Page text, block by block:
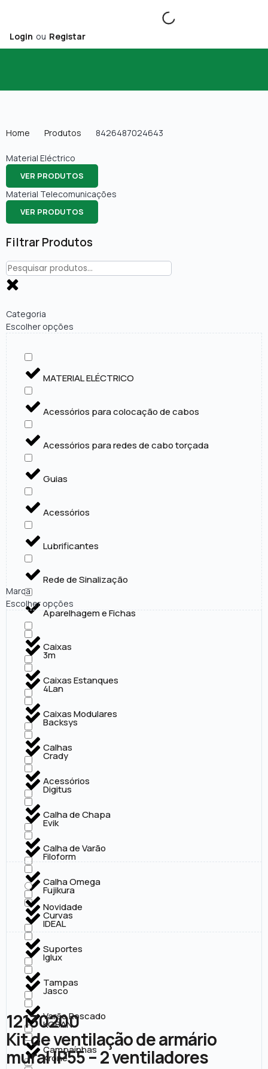
Login ou Registar
Home Produtos 8426487024643
Filtrar Produtos
Categoria
Escolher opções
MATERIAL ELÉCTRICO
Acessórios para colocação de cabos
Acessórios para redes de cabo torçada
Guias
Acessórios
Lubrificantes
Rede de Sinalização
Aparelhagem e Fichas
Caixas
Caixas Estanques
Caixas Modulares
Calhas
Acessórios
Calha de Chapa
Calha de Varão
Calha Omega
Curvas
Suportes
Tampas
Varão Roscado
Campaínhas
Marca
Escolher opções
3m
4Lan
Backsys
Crady
Digitus
Evik
Filoform
Fujikura
IDEAL
Iglux
Jasco
KOBAN
Krone
Novidade
Material Eléctrico
VER PRODUTOS
Material Telecomunicações
VER PRODUTOS
12130200
Kit de ventilação de armário
mural IP55 – 2 ventiladores